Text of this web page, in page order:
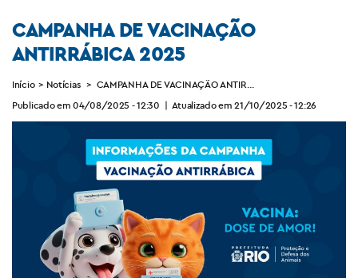
CAMPANHA DE VACINAÇÃO
ANTIRRÁBICA 2025
Início > Notícias > CAMPANHA DE VACINAÇÃO ANTIRRÁBICA 2025
Publicado em 04/08/2025 - 12:30 | Atualizado em 21/10/2025 - 12:26